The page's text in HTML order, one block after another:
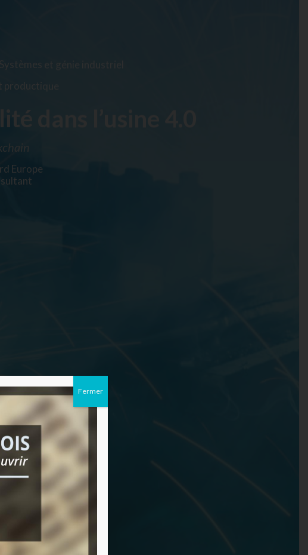
Systèmes et génie industriel
dans l’usine 4.0
Europe
Fermer